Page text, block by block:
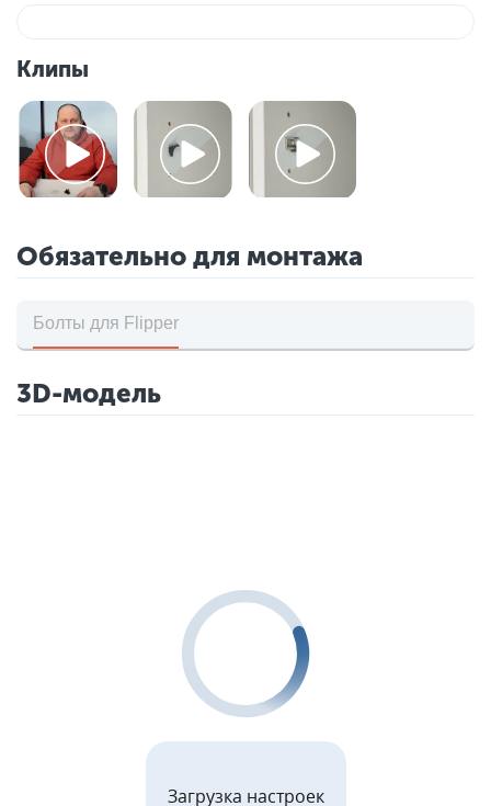
Клипы
Обязательно для монтажа
Болты для Flipper
3D-модель
Загрузка настроек